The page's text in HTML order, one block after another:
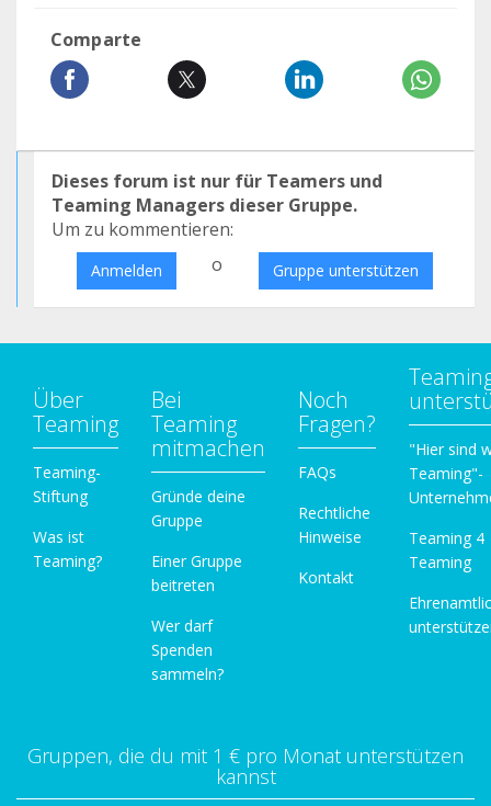
Comparte
Dieses forum ist nur für Teamers und
Teaming Managers dieser Gruppe.
Um zu kommentieren:
Anmelden o Gruppe unterstützen
Über
Teaming
Teaming-
Stiftung
Was ist
Teaming?
Bei
Teaming
mitmachen
Gründe deine
Gruppe
Einer Gruppe
beitreten
Wer darf
Spenden
sammeln?
Noch
Fragen?
FAQs
Rechtliche
Hinweise
Kontakt
"Hier sind
Teaming"-
Teaming 4
Teaming
Gruppen, die du mit 1 € pro Monat unterstützen
kannst